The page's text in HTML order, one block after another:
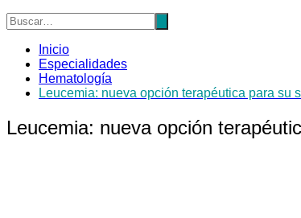
Inicio
Especialidades
Hematología
Leucemia: nueva opción terapéutica para su
Leucemia: nueva opción